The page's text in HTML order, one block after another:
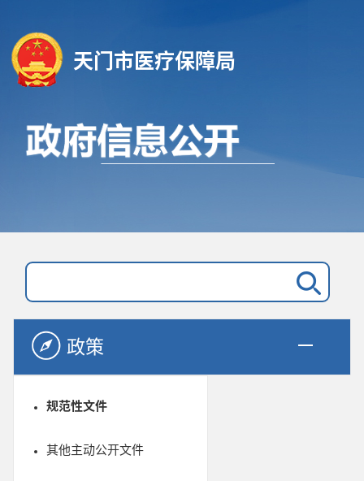
天门市医疗保障局
政策
规范性文件
其他主动公开文件